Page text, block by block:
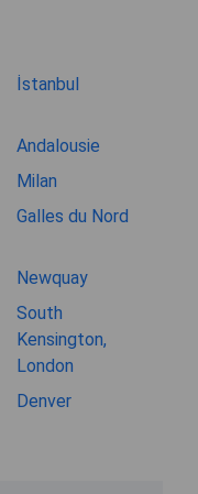
İstanbul
Andalousie
Milan
Galles du Nord
Newquay
South
Kensington,
London
Denver